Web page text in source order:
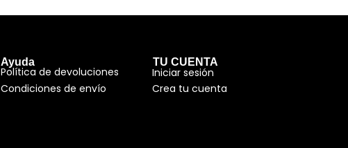
Ayuda
Política de devoluciones
Condiciones de envío
TU CUENTA
Iniciar sesión
Crea tu cuenta